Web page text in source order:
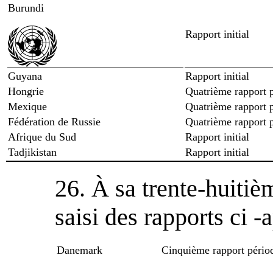
Burundi
Rapport initial
Guyana
Rapport initial
Hongrie
Quatrième rapport
Mexique
Quatrième rapport
Fédération de Russie
Quatrième rapport
Afrique du Sud
Rapport initial
Tadjikistan
Rapport initial
26. À sa trente-
saisi des rapports ci
Danemark
Cinquième rapport